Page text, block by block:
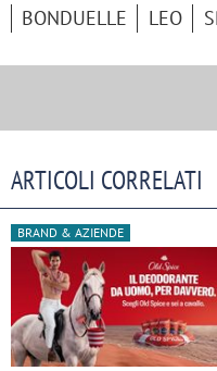
BONDUELLE LEO
ARTICOLI CORRELATI
BRAND & AZIENDE